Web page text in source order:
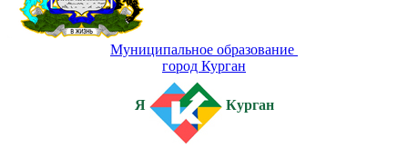
Муниципальное образование
город Курган
Я Курган